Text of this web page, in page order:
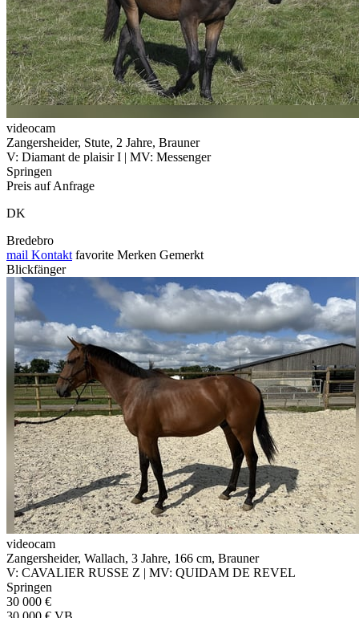
videocam
Zangersheider, Stute, 2 Jahre, Brauner
V: Diamant de plaisir I | MV: Messenger
Springen
Preis auf Anfrage
DK
Bredebro
mail Kontakt favorite Merken Gemerkt
Blickfänger
videocam
Zangersheider, Wallach, 3 Jahre, 166 cm, Brauner
V: CAVALIER RUSSE Z | MV: QUIDAM DE REVEL
Springen
30 000 €